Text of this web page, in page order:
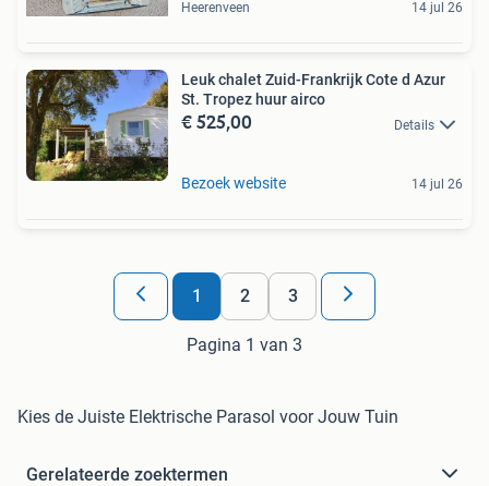
Heerenveen 14 jul 26
Leuk chalet Zuid-Frankrijk Cote d Azur
St. Tropez huur airco
€ 525,00 Details
Bezoek website 14 jul 26
1 2 3
Pagina 1 van 3
Kies de Juiste Elektrische Parasol voor Jouw Tuin
Gerelateerde zoektermen